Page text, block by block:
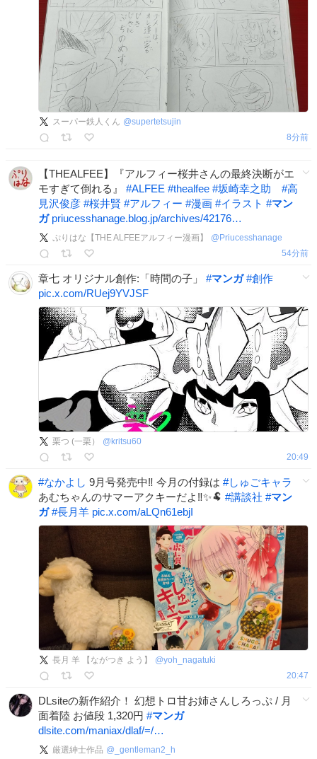
スーパー鉄人くん @supertetsujin
8分前
【THEALFEE】『アルフィー桜井さんの最終決断がエ
モすぎて倒れる』 #ALFEE #thealfee #坂崎幸之助 #高
見沢俊彦 #桜井賢 #アルフィー #漫画 #イラスト #マン
ガ priucesshanage.blog.jp/archives/42176…
ぷりはな【THE ALFEEアルフィー漫画】 @ Priucesshanage
54分前
章七 オリジナル創作:「時間の子」 #マンガ #創作
pic.x.com/RUej9YVJSF
栗つ (一栗） @ kritsu60
20:49
#なかよし 9月号発売中‼️ 今月の付録は #しゅごキャラ
あむちゃんのサマーアクキーだよ‼️✨️🐏 #講談社 #マン
ガ #長月羊 pic.x.com/aLQn61ebjI
長月 羊 【ながつき よう】 @yoh_nagatuki
20:47
DLsiteの新作紹介！ 幻想トロ甘お姉さんしろっぷ / 月
面着陸 お値段 1,320円 #マンガ
dlsite.com/maniax/dlaf/=/…
厳選紳士作品 @ _gentleman2_h